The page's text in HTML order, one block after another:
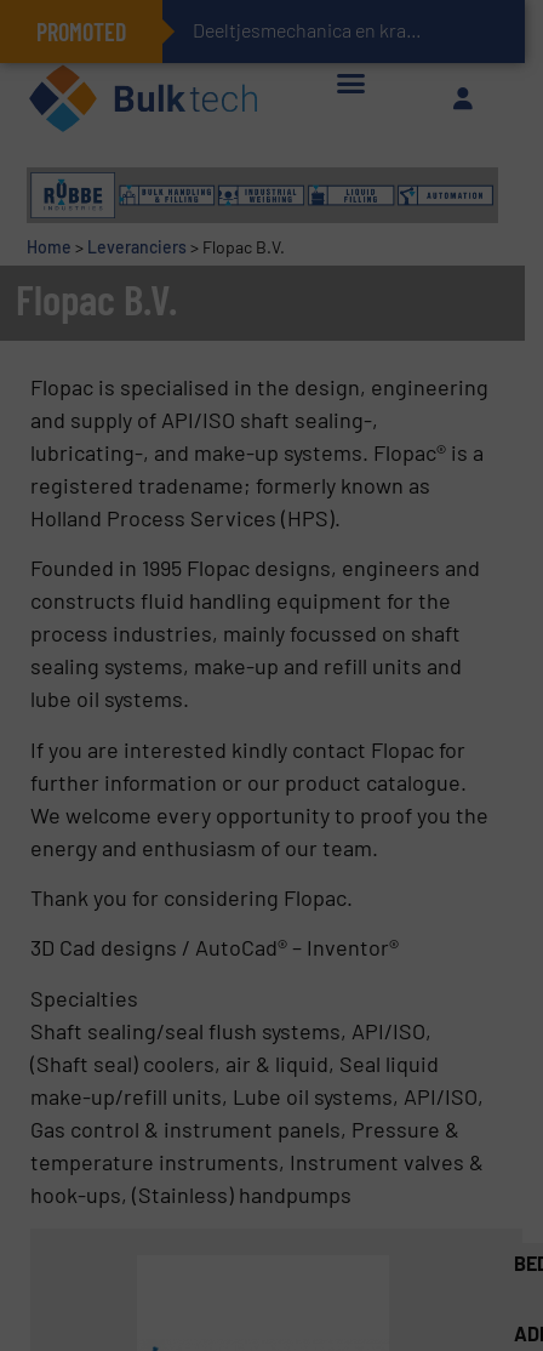
PROMOTED Deeltjesmechanica en krachtnetwerken in stortgoe
Geïntegreerde doserings- en weegsystemen: Efficiëntie, kwaliteit en duurzaamheid in één oogopslag
Home > Leveranciers > Flopac B.V.
Flopac B.V.
Flopac is specialised in the design, engineering
and supply of API/ISO shaft sealing-,
lubricating-, and make-up systems. Flopac® is a
registered tradename; formerly known as
Holland Process Services (HPS).
Founded in 1995 Flopac designs, engineers and
constructs fluid handling equipment for the
process industries, mainly focussed on shaft
sealing systems, make-up and refill units and
lube oil systems.
If you are interested kindly contact Flopac for
further information or our product catalogue.
We welcome every opportunity to proof you the
energy and enthusiasm of our team.
Thank you for considering Flopac.
3D Cad designs / AutoCad® – Inventor®
Specialties
Shaft sealing/seal flush systems, API/ISO,
(Shaft seal) coolers, air & liquid, Seal liquid
make-up/refill units, Lube oil systems, API/ISO,
Gas control & instrument panels, Pressure &
temperature instruments, Instrument valves &
hook-ups, (Stainless) handpumps